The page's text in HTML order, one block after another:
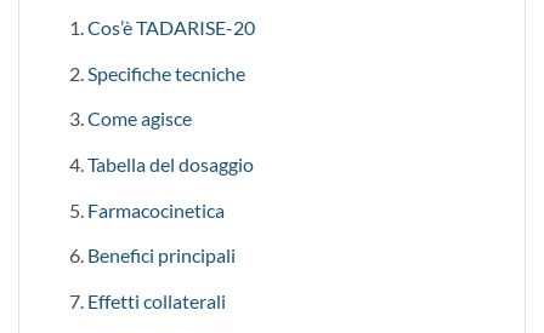
Cos’è TADARISE-20
Specifiche tecniche
Come agisce
Tabella del dosaggio
Farmacocinetica
Benefici principali
Effetti collaterali